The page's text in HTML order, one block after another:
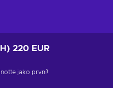
220 EUR
jako první!